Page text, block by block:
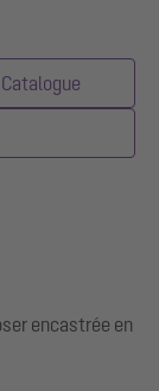
Catalogue
encastrée en